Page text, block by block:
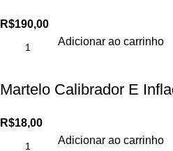
R$190,00
Adicionar ao carrinho
Martelo Calibrador E
R$18,00
Adicionar ao carrinho